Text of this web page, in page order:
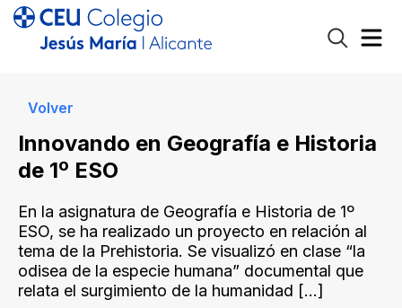
Volver
Innovando en Geografía e Historia
de 1º ESO
En la asignatura de Geografía e Historia de 1º
ESO, se ha realizado un proyecto en relación al
tema de la Prehistoria. Se visualizó en clase “la
odisea de la especie humana” documental que
relata el surgimiento de la humanidad […]